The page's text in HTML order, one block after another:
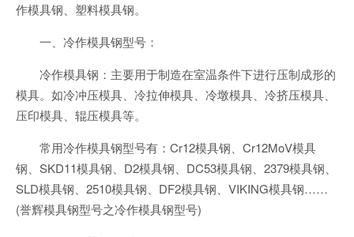
作模具钢、塑料模具钢。
一、冷作模具钢型号：
冷作模具钢：主要用于制造在室温条件下进行压制成形的
模具。如冷冲压模具、冷拉伸模具、冷墩模具、冷挤压模具、
压印模具、辊压模具等。
常用冷作模具钢型号有：Cr12模具钢、Cr12MoV模具
钢、SKD11模具钢、D2模具钢、DC53模具钢、2379模具钢、
SLD模具钢、2510模具钢、DF2模具钢、VIKING模具钢……
(誉辉模具钢型号之冷作模具钢型号)